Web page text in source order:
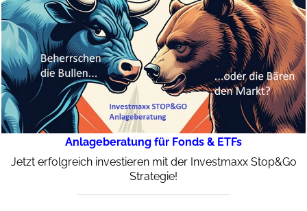
Anlageberatung für Fonds & ETFs
Jetzt erfolgreich investieren mit der Investmaxx Stop&Go
Strategie!